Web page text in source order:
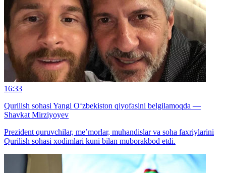
16:33
Qurilish sohasi Yangi O‘zbekiston qiyofasini belgilamoqda —
Shavkat Mirziyoyev
Prezident quruvchilar, me’morlar, muhandislar va soha faxriylarini
Qurilish sohasi xodimlari kuni bilan muborakbod etdi.